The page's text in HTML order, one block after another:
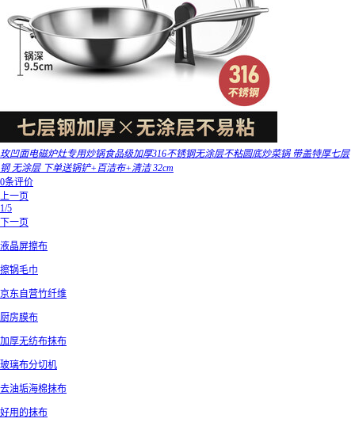
玫凹面电磁炉灶专用炒锅食品级加厚316不锈钢无涂层不粘圆底炒菜锅 带盖特厚七层
钢 无涂层 下单送锅铲+百洁布+清洁 32cm
0条评价
上一页
1/5
下一页
液晶屏擦布
擦锅毛巾
京东自营竹纤维
厨房膜布
加厚无纺布抹布
玻璃布分切机
去油垢海棉抹布
好用的抹布